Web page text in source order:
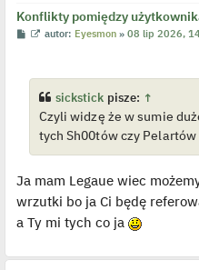
Konflikty pomiędzy
P
W
i
e
t
l
o
y
n
c
z
o
autor: Eyesmon »08 lip 2026,
sickstick pisze: ↑
Czyli widzę że w sumie
tych Sh00tów czy
Ja mam Legaue wiec
wrzutki bo ja Ci będę
a Ty mi tych co ja